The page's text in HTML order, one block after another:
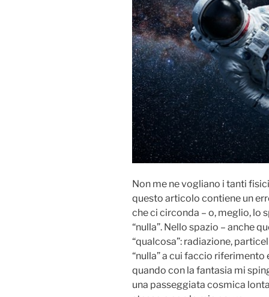
Non me ne vogliano i tanti
questo articolo contiene un
che ci circonda – o, meglio, lo
“nulla”. Nello spazio – anche
“qualcosa”: radiazione,
“nulla” a cui faccio
quando con la fantasia mi
una passeggiata cosmica